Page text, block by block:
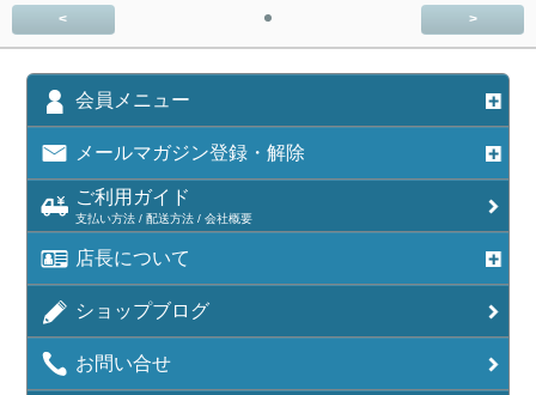
< >
会員メニュー
メールマガジン登録・解除
ご利用ガイド
支払い方法 / 配送方法 / 会社概要
店長について
ショップブログ
お問い合せ